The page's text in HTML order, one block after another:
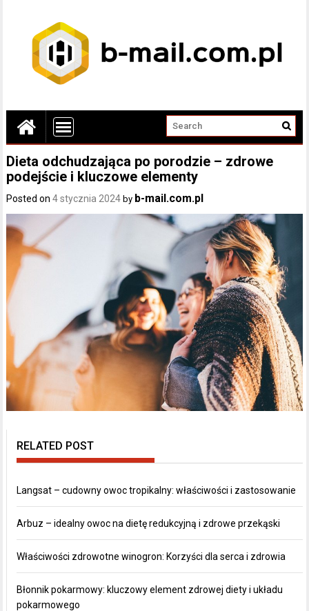
Dieta odchudzająca po porodzie – zdrowe
podejście i kluczowe elementy
Posted on4 stycznia 2024 by b-mail.com.pl
RELATED POST
Langsat – cudowny owoc tropikalny: właściwości i zastosowanie
Arbuz – idealny owoc na dietę redukcyjną i zdrowe przekąski
Właściwości zdrowotne winogron: Korzyści dla serca i zdrowia
Błonnik pokarmowy: kluczowy element zdrowej diety i układu
pokarmowego